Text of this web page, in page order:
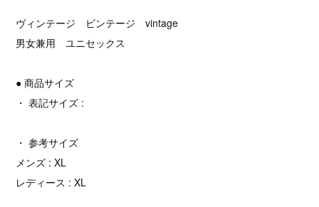
ヴィンテージ ビンテージ vintage
男女兼用 ユニセックス
● 商品サイズ
・ 表記サイズ :
・ 参考サイズ
メンズ : XL
レディース : XL